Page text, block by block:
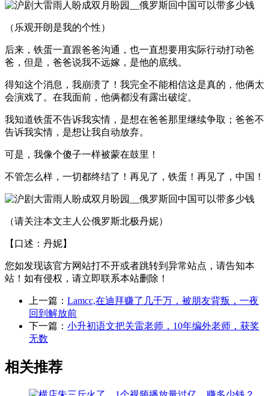
（乐观开朗是我的个性）
后来，铁蛋一直跟爸爸沟通，也一直想要用实际行动打动爸
爸，但是，爸爸说我不远嫁，是他的底线。
得知这个消息，我崩溃了！我完全不能相信这是真的，他俩太
会演戏了。在我面前，他俩都没有露出破绽。
我知道铁蛋不告诉我实情，是想在爸爸那里继续争取；爸爸不
告诉我实情，是想让我自动放弃。
可是，我像个傻子一样被蒙在鼓里！
不管怎么样，一切都终结了！再见了，铁蛋！再见了，中国！
（请关注本文主人公俄罗斯北极丹妮）
【口述：丹妮】
您如发现该官方网站打不开或者跳转到异常站点，请告知本
站！如有侵权，请立即联系本站删除！
上一篇： Lamcc,在迪拜赚了几千万，被朋友背叛，一夜
回到解放前
下一篇： 小升初语文把关雷老师，10年编外老师，获奖
无数
相关推荐